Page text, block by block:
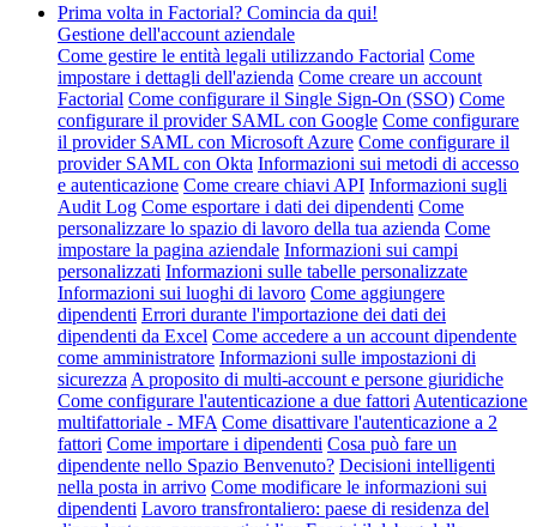
Prima volta in Factorial? Comincia da qui!
Gestione dell'account aziendale
Come gestire le entità legali utilizzando Factorial Come
impostare i dettagli dell'azienda Come creare un account
Factorial Come configurare il Single Sign-On (SSO) Come
configurare il provider SAML con Google Come configurare
il provider SAML con Microsoft Azure Come configurare il
provider SAML con Okta Informazioni sui metodi di accesso
e autenticazione Come creare chiavi API Informazioni sugli
Audit Log Come esportare i dati dei dipendenti Come
personalizzare lo spazio di lavoro della tua azienda Come
impostare la pagina aziendale Informazioni sui campi
personalizzati Informazioni sulle tabelle personalizzate
Informazioni sui luoghi di lavoro Come aggiungere
dipendenti Errori durante l'importazione dei dati dei
dipendenti da Excel Come accedere a un account dipendente
come amministratore Informazioni sulle impostazioni di
sicurezza A proposito di multi-account e persone giuridiche
Come configurare l'autenticazione a due fattori Autenticazione
multifattoriale - MFA Come disattivare l'autenticazione a 2
fattori Come importare i dipendenti Cosa può fare un
dipendente nello Spazio Benvenuto? Decisioni intelligenti
nella posta in arrivo Come modificare le informazioni sui
dipendenti Lavoro transfrontaliero: paese di residenza del